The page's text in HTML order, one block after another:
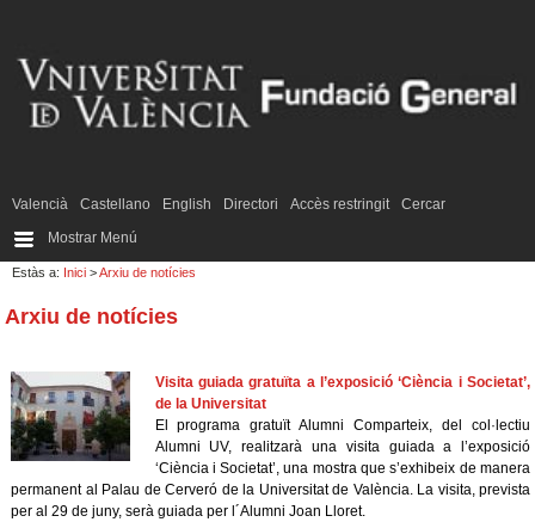
Valencià Castellano English Directori Accès restringit
Cercar
Mostrar Menú
Estàs a: Inici >Arxiu de notícies
Arxiu de notícies
Visita guiada gratuïta a l’exposició ‘Ciència i Societat’,
de la Universitat
El programa gratuït Alumni Comparteix, del col·lectiu
Alumni UV, realitzarà una visita guiada a l’exposició
‘Ciència i Societat’, una mostra que s’exhibeix de manera
permanent al Palau de Cerveró de la Universitat de València. La visita, prevista
per al 29 de juny, serà guiada per l´Alumni Joan Lloret.